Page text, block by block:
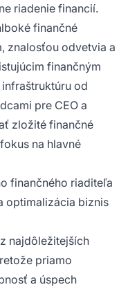
riadenie financií.
finančné
znalosťou odvetvia a
finančným
od
pre CEO a
zložité finančné
na hlavné
finančného riaditeľa
optimalizácia biznis
najdôležitejších
priamo
a úspech